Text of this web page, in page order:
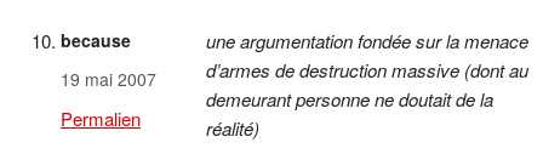
because
19 mai 2007
Permalien
une argumentation fondée sur la menace
d’armes de destruction massive (dont au
demeurant personne ne doutait de la
réalité)